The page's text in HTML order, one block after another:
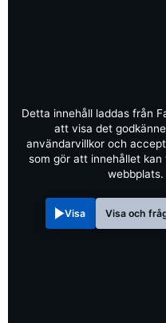
Detta innehåll laddas från
att visa det
användarvillkor och
som gör att innehållet kan
webbplats.
Visa Visa och